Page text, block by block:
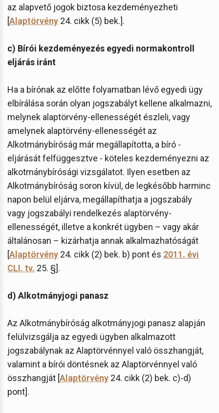
az alapvető jogok biztosa kezdeményezheti
[Alaptörvény 24. cikk (5) bek.].
c) Bírói kezdeményezés egyedi normakontroll
eljárás iránt
Ha a bírónak az előtte folyamatban lévő egyedi ügy
elbírálása során olyan jogszabályt kellene alkalmazni,
melynek alaptörvény-ellenességét észleli, vagy
amelynek alaptörvény-ellenességét az
Alkotmánybíróság már megállapította, a bíró -
eljárását felfüggesztve - köteles kezdeményezni az
alkotmánybírósági vizsgálatot. Ilyen esetben az
Alkotmánybíróság soron kívül, de legkésőbb harminc
napon belül eljárva, megállapíthatja a jogszabály
vagy jogszabályi rendelkezés alaptörvény-
ellenességét, illetve a konkrét ügyben – vagy akár
általánosan – kizárhatja annak alkalmazhatóságát
[Alaptörvény 24. cikk (2) bek. b) pont és 2011. évi
CLI. tv. 25. §].
d) Alkotmányjogi panasz
Az Alkotmánybíróság alkotmányjogi panasz alapján
felülvizsgálja az egyedi ügyben alkalmazott
jogszabálynak az Alaptörvénnyel való összhangját,
valamint a bírói döntésnek az Alaptörvénnyel való
összhangját [Alaptörvény 24. cikk (2) bek. c)-d)
pont].